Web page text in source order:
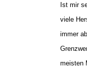
Ist mir
viele
immer
meisten